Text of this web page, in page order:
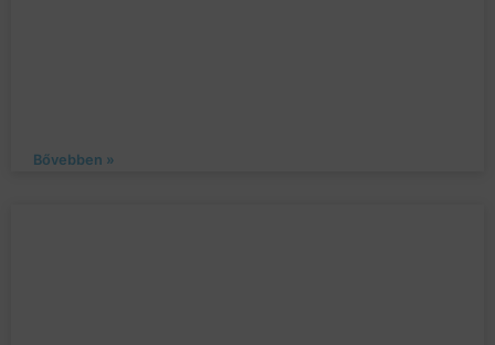
Bővebben »